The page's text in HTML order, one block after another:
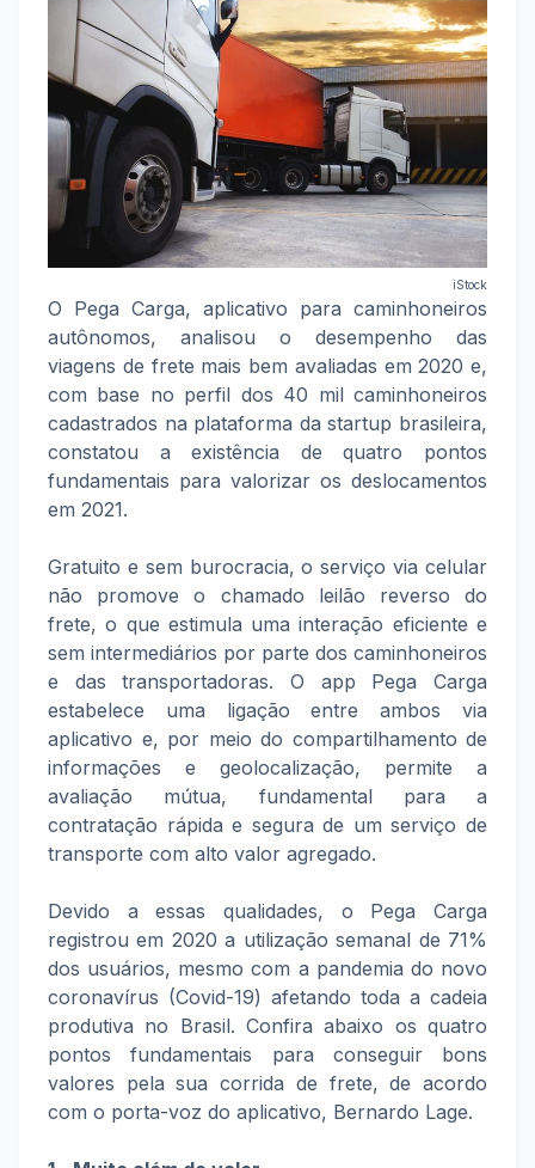
iStock
O Pega Carga, aplicativo para caminhoneiros
autônomos, analisou o desempenho das
viagens de frete mais bem avaliadas em 2020 e,
com base no perfil dos 40 mil caminhoneiros
cadastrados na plataforma da startup brasileira,
constatou a existência de quatro pontos
fundamentais para valorizar os deslocamentos
em 2021.
Gratuito e sem burocracia, o serviço via celular
não promove o chamado leilão reverso do
frete, o que estimula uma interação eficiente e
sem intermediários por parte dos caminhoneiros
e das transportadoras. O app Pega Carga
estabelece uma ligação entre ambos via
aplicativo e, por meio do compartilhamento de
informações e geolocalização, permite a
avaliação mútua, fundamental para a
contratação rápida e segura de um serviço de
transporte com alto valor agregado.
Devido a essas qualidades, o Pega Carga
registrou em 2020 a utilização semanal de 71%
dos usuários, mesmo com a pandemia do novo
coronavírus (Covid-19) afetando toda a cadeia
produtiva no Brasil. Confira abaixo os quatro
pontos fundamentais para conseguir bons
valores pela sua corrida de frete, de acordo
com o porta-voz do aplicativo, Bernardo Lage.